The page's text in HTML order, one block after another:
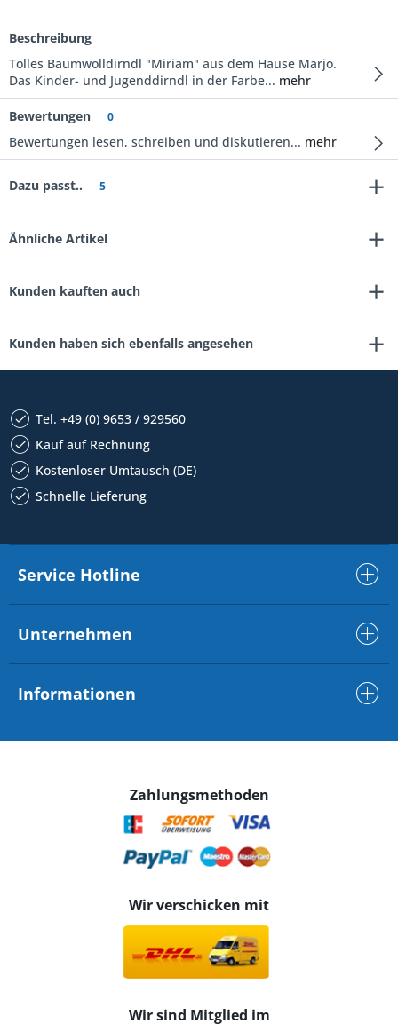
Beschreibung
Tolles Baumwolldirndl "Miriam" aus dem Hause Marjo.
Das Kinder- und Jugenddirndl in der Farbe... mehr
Bewertungen 0
Bewertungen lesen, schreiben und diskutieren... mehr
Dazu passt.. 5
Ähnliche Artikel
Kunden kauften auch
Kunden haben sich ebenfalls angesehen
Tel. +49 (0) 9653 / 929560
Kauf auf Rechnung
Kostenloser Umtausch (DE)
Schnelle Lieferung
Service Hotline
Unternehmen
Informationen
Zahlungsmethoden
Wir verschicken mit
Wir sind Mitglied im